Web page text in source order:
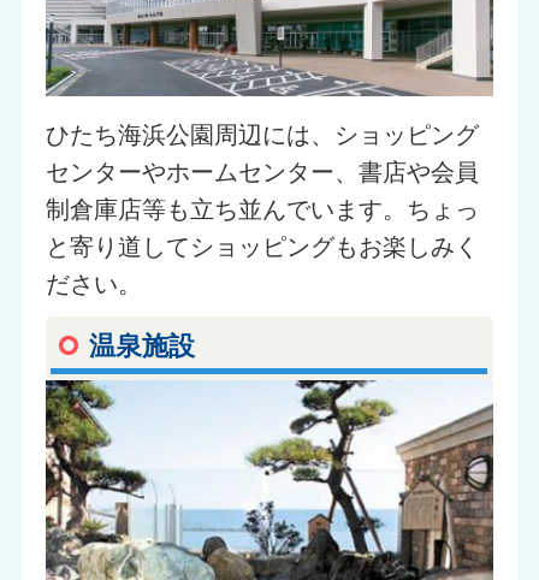
ひたち海浜公園周辺には、ショッピング
センターやホームセンター、書店や会員
制倉庫店等も立ち並んでいます。ちょっ
と寄り道してショッピングもお楽しみく
ださい。
温泉施設